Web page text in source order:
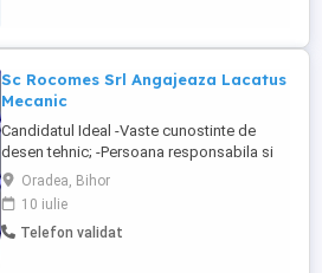
Sc Rocomes Srl Angajeaza Lacatus
Mecanic
Candidatul Ideal -Vaste cunostinte de
desen tehnic; -Persoana responsabila si
proactiva, serioasa si capabila de munca
in echipa; -Scoala profesionala, certificat
de calificare constituie un avantaj.
Descrierea jobului: -Ajustarea si slefuirea
Oradea, Bihor
10 iulie
Telefon validat